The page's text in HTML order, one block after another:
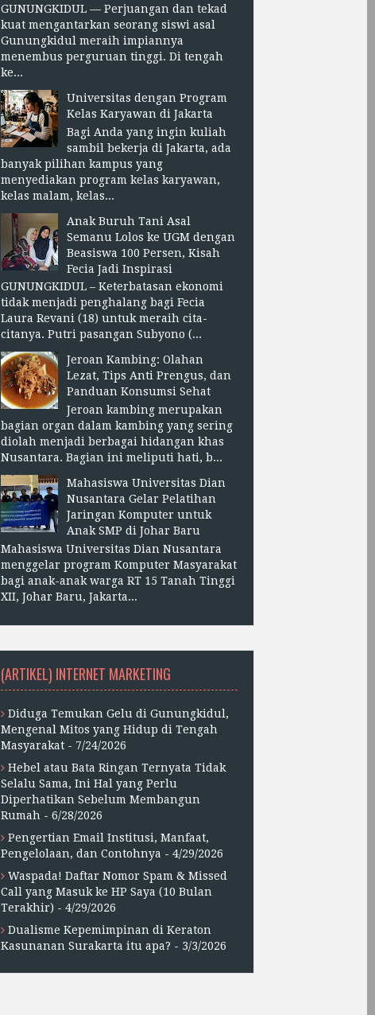
GUNUNGKIDUL — Perjuangan dan tekad
kuat mengantarkan seorang siswi asal
Gunungkidul meraih impiannya
menembus perguruan tinggi. Di tengah
ke...
Universitas dengan Program
Kelas Karyawan di Jakarta
Bagi Anda yang ingin kuliah
sambil bekerja di Jakarta, ada
banyak pilihan kampus yang
menyediakan program kelas karyawan,
kelas malam, kelas...
Anak Buruh Tani Asal
Semanu Lolos ke UGM dengan
Beasiswa 100 Persen, Kisah
Fecia Jadi Inspirasi
GUNUNGKIDUL – Keterbatasan ekonomi
tidak menjadi penghalang bagi Fecia
Laura Revani (18) untuk meraih cita-
citanya. Putri pasangan Subyono (...
Jeroan Kambing: Olahan
Lezat, Tips Anti Prengus, dan
Panduan Konsumsi Sehat
Jeroan kambing merupakan
bagian organ dalam kambing yang sering
diolah menjadi berbagai hidangan khas
Nusantara. Bagian ini meliputi hati, b...
Mahasiswa Universitas Dian
Nusantara Gelar Pelatihan
Jaringan Komputer untuk
Anak SMP di Johar Baru
Mahasiswa Universitas Dian Nusantara
menggelar program Komputer Masyarakat
bagi anak-anak warga RT 15 Tanah Tinggi
XII, Johar Baru, Jakarta...
(ARTIKEL) INTERNET MARKETING
Diduga Temukan Gelu di Gunungkidul,
Mengenal Mitos yang Hidup di Tengah
Masyarakat - 7/24/2026
Hebel atau Bata Ringan Ternyata Tidak
Selalu Sama, Ini Hal yang Perlu
Diperhatikan Sebelum Membangun
Rumah - 6/28/2026
Pengertian Email Institusi, Manfaat,
Pengelolaan, dan Contohnya - 4/29/2026
Waspada! Daftar Nomor Spam & Missed
Call yang Masuk ke HP Saya (10 Bulan
Terakhir) - 4/29/2026
Dualisme Kepemimpinan di Keraton
Kasunanan Surakarta itu apa? - 3/3/2026